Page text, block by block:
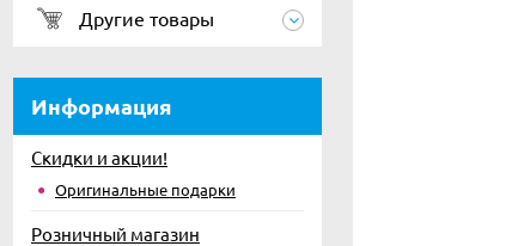
Другие товары
Информация
Скидки и акции!
Оригинальные подарки
Розничный магазин